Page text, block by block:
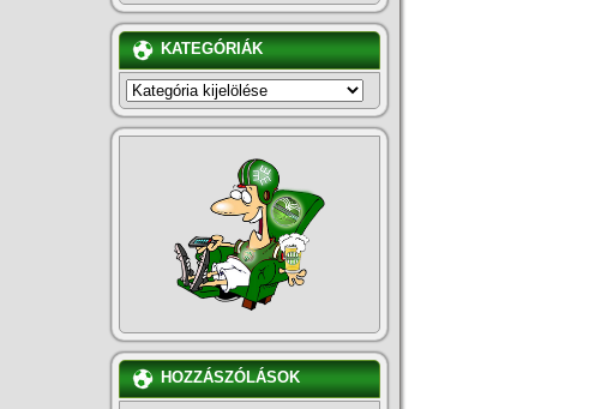
KATEGÓRIÁK
KATEGÓRIÁK
HOZZÁSZÓLÁSOK